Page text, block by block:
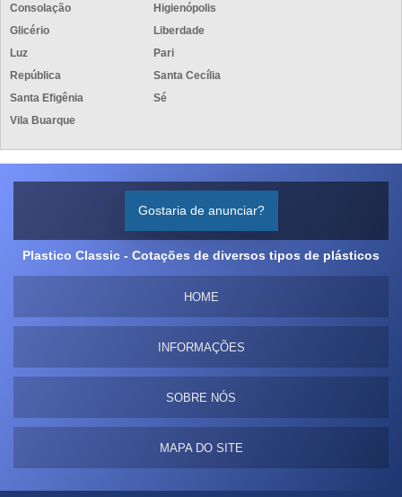
Consolação
Higienópolis
Glicério
Liberdade
Luz
Pari
República
Santa Cecília
Santa Efigênia
Sé
Vila Buarque
Gostaria de anunciar?
Plastico Classic - Cotações de diversos tipos de plásticos
HOME
INFORMAÇÕES
SOBRE NÓS
MAPA DO SITE